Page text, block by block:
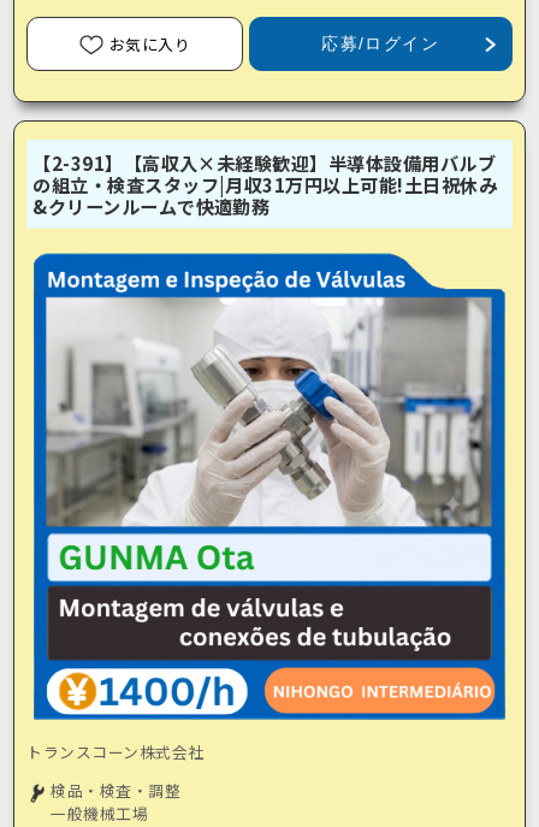
お気に入り 応募/ログイン
【2-391】【高収入×未経験歓迎】半導体設備用バルブ
の組立・検査スタッフ|月収31万円以上可能!土日祝休み
&クリーンルームで快適勤務
トランスコーン株式会社
検品・検査・調整
一般機械工場